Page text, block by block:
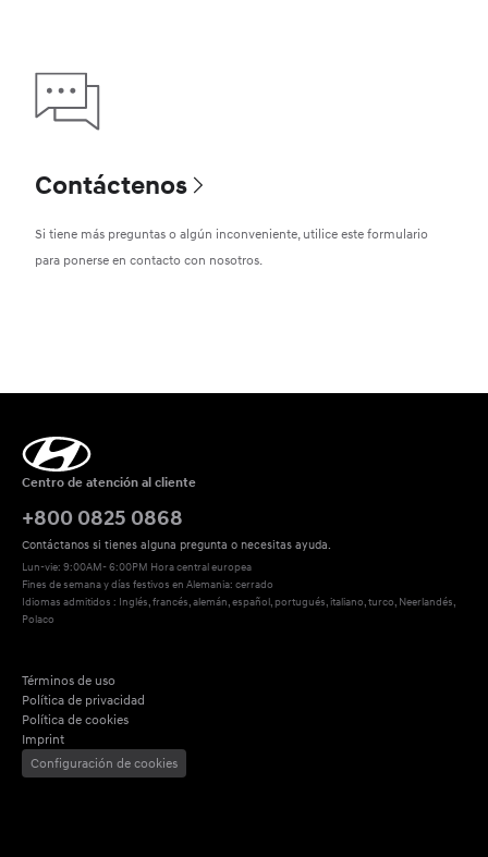
Contáctenos
Si tiene más preguntas o algún inconveniente, utilice este formulario
para ponerse en contacto con nosotros.
Centro de atención al cliente
+800 0825 0868
Contáctanos si tienes alguna pregunta o necesitas ayuda.
Lun-vie: 9:00AM- 6:00PM Hora central europea
Fines de semana y días festivos en Alemania: cerrado
Idiomas admitidos : Inglés, francés, alemán, español, portugués, italiano, turco, Neerlandés,
Polaco
Términos de uso
Política de privacidad
Política de cookies
Imprint
Configuración de cookies